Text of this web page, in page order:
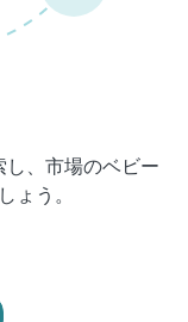
、市場のベビー
ょう。